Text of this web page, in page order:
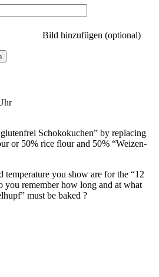
Bild hinzufügen (optional)
Schokokuchen” by replacing
or 50% rice flour and 50% “Weizen-
temperature you show are for the “12
you remember how long and at what
must be baked ?